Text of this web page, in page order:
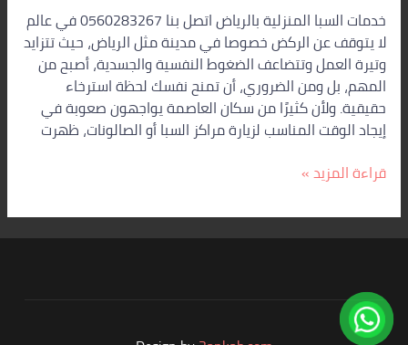
خدمات السبا المنزلية بالرياض اتصل بنا 0560283267 في عالم
لا يتوقف عن الركض خصوصا في مدينة مثل الرياض، حيث تتزايد
وتيرة العمل وتتضاعف الضغوط النفسية والجسدية، أصبح من
المهم، بل ومن الضروري، أن تمنح نفسك لحظة استرخاء
حقيقية. ولأن كثيرًا من سكان العاصمة يواجهون صعوبة في
إيجاد الوقت المناسب لزيارة مراكز السبا أو الصالونات، ظهرت
قراءة المزيد »